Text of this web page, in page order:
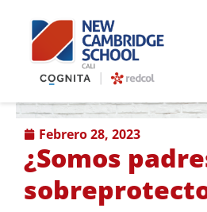
febrero 28, 2023
¿Somos